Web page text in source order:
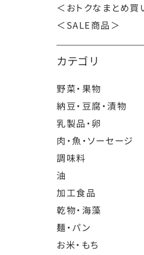
＜おトクなまとめ買
＜SALE商品＞
カテゴリ
野菜・果物
納豆・豆腐・漬物
乳製品・卵
肉・魚・ソーセージ
調味料
油
加工食品
乾物・海藻
麺・パン
お米・もち